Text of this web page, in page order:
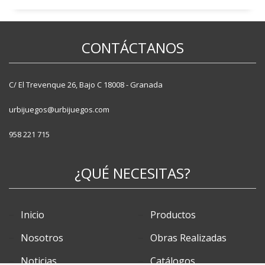
Vallas
CONTÁCTANOS
C/ El Trevenque 26, Bajo C 18008 - Granada
urbijuegos@urbijuegos.com
958 221 715
¿QUÉ NECESITAS?
Inicio
Productos
Nosotros
Obras Realizadas
Noticias
Catálogos